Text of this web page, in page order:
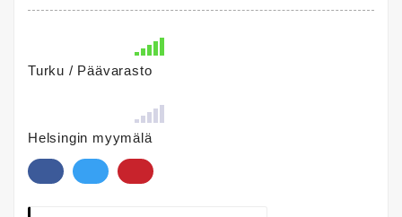
Turku / Päävarasto
Helsingin myymälä